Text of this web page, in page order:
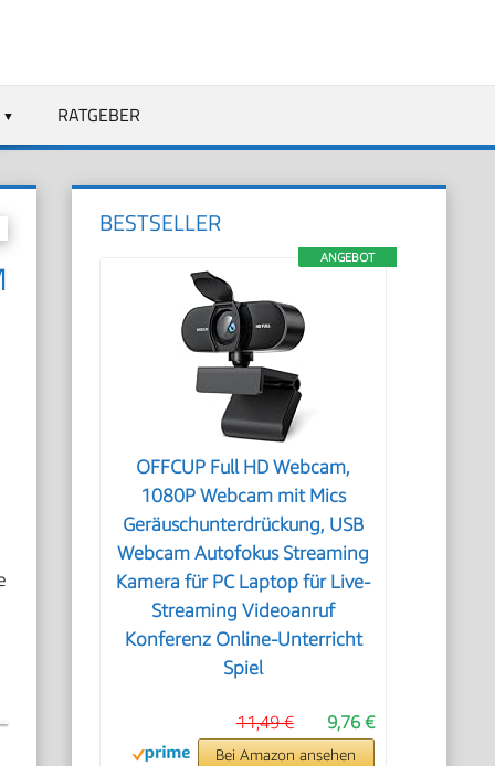
RATGEBER
BESTSELLER
ANGEBOT
OFFCUP Full HD Webcam,
1080P Webcam mit Mics
Geräuschunterdrückung, USB
Webcam Autofokus Streaming
Kamera für PC Laptop für Live-
Streaming Videoanruf
Konferenz Online-Unterricht
Spiel
9,76 €
11,49 €
Bei Amazon ansehen